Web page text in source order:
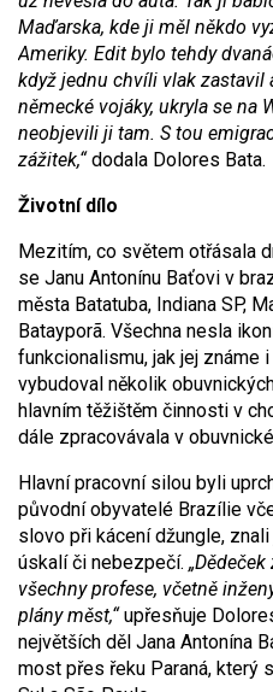
Maďarska, kde ji měl někdo
Ameriky. Edit bylo tehdy
když jednu chvíli vlak zastavil
německé vojáky, ukryla se na
neobjevili ji tam. S tou
zážitek,“dodala Dolores Bata.
Životní dílo
Mezitím, co světem otřásala
se Janu Antonínu Baťovi v
města Batatuba, Indiana SP,
Batayporã. Všechna nesla
funkcionalismu, jak jej známe
vybudoval několik
hlavním těžištěm činnosti v
dále zpracovávala v
Hlavní pracovní silou byli
původní obyvatelé Brazílie
slovo při kácení džungle,
úskalí či nebezpečí.
všechny profese, včetně
plány měst,“upřesňuje
největších děl Jana Antonína
most přes řeku Paraná, který